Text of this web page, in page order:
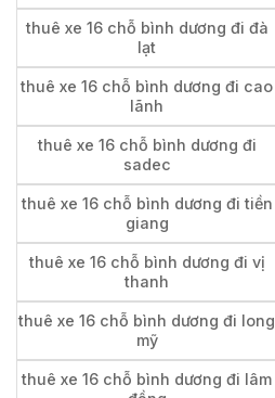
thuê xe 16 chỗ bình dương đi đà
lạt
thuê xe 16 chỗ bình dương đi cao
lãnh
thuê xe 16 chỗ bình dương đi
sadec
thuê xe 16 chỗ bình dương đi tiền
giang
thuê xe 16 chỗ bình dương đi vị
thanh
thuê xe 16 chỗ bình dương đi long
mỹ
thuê xe 16 chỗ bình dương đi lâm